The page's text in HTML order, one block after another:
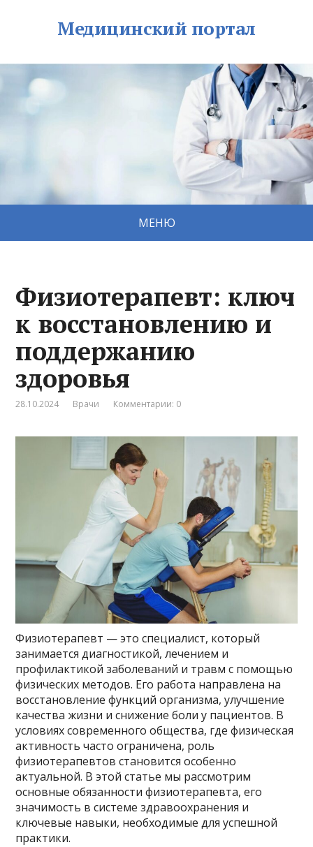
Медицинский портал
МЕНЮ
Физиотерапевт: ключ
к восстановлению и
поддержанию
здоровья
28.10.2024 Врачи Комментарии: 0
Физиотерапевт — это специалист, который
занимается диагностикой, лечением и
профилактикой заболеваний и травм с помощью
физических методов. Его работа направлена на
восстановление функций организма, улучшение
качества жизни и снижение боли у пациентов. В
условиях современного общества, где физическая
активность часто ограничена, роль
физиотерапевтов становится особенно
актуальной. В этой статье мы рассмотрим
основные обязанности физиотерапевта, его
значимость в системе здравоохранения и
ключевые навыки, необходимые для успешной
практики.